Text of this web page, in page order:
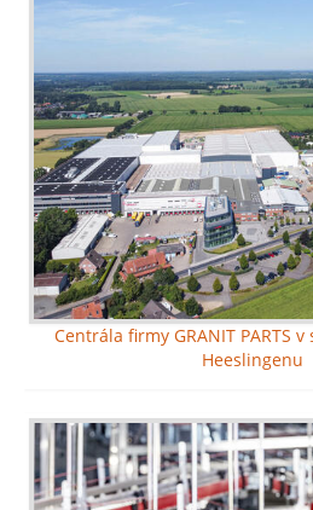
Centrála firmy GRANIT PARTS
Heeslingenu